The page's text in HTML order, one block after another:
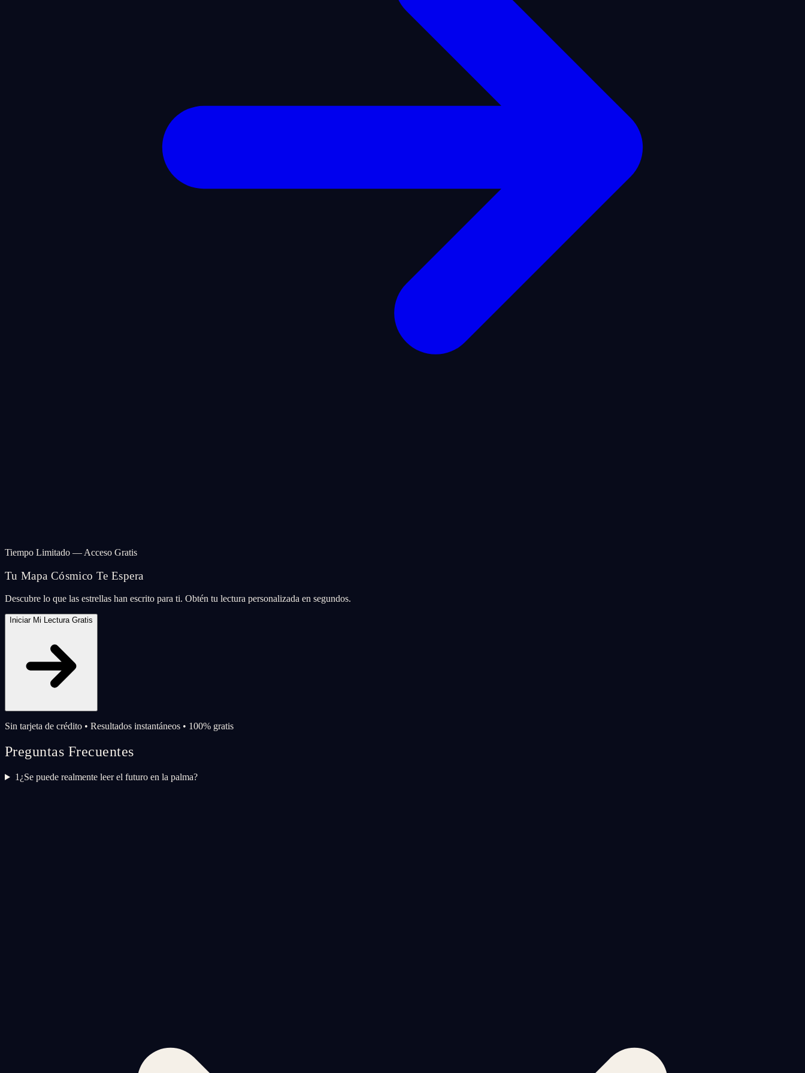
Tiempo Limitado — Acceso Gratis
Tu Mapa Cósmico Te Espera
Descubre lo que las estrellas han escrito para ti. Obtén tu lectura personalizada en segundos.
Iniciar Mi Lectura Gratis
Sin tarjeta de crédito • Resultados instantáneos • 100% gratis
Preguntas Frecuentes
1 ¿Se puede realmente leer el futuro en la palma?